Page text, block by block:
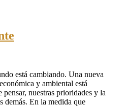
está cambiando. Una nueva
y ambiental está
nuestras prioridades y la
demás. En la medida que